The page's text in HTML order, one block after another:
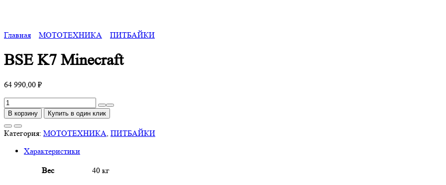
Главная МОТОТЕХНИКА ПИТБАЙКИ
BSE K7 Minecraft
64 990,00 ₽
Количество
товара
K7
В корзину Купить в один клик
Категория: МОТОТЕХНИКА, ПИТБАЙКИ
Характеристики
Вес 40 кг